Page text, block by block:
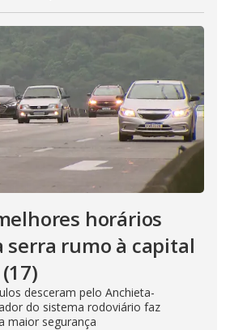
horários
serra rumo à capital
desceram pelo Anchieta-
do sistema rodoviário faz
maior segurança